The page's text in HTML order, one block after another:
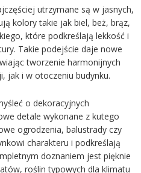
utrzymane są w jasnych,
kolory takie jak biel, beż, brąz,
które podkreślają lekkość i
Takie podejście daje nowe
tworzenie harmonijnych
jak i w otoczeniu budynku.
o dekoracyjnych
detale wykonane z kutego
ogrodzenia, balustrady czy
charakteru i podkreślają
doznaniem jest pięknie
roślin typowych dla klimatu